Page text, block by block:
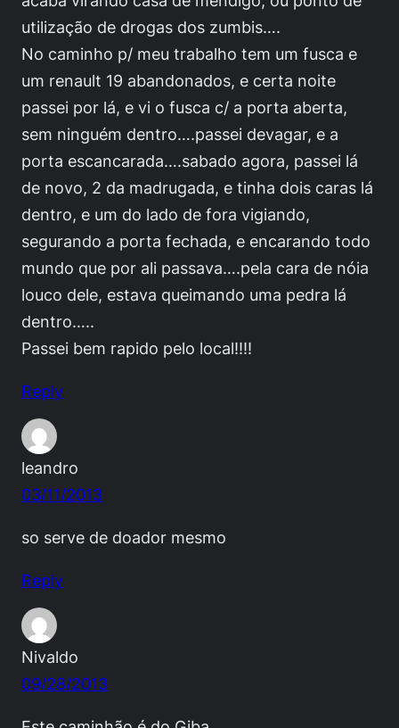
utilização de drogas dos zumbis….
No caminho p/ meu trabalho tem um fusca e
um renault 19 abandonados, e certa noite
passei por lá, e vi o fusca c/ a porta aberta,
sem ninguém dentro….passei devagar, e a
porta escancarada….sabado agora, passei lá
de novo, 2 da madrugada, e tinha dois caras lá
dentro, e um do lado de fora vigiando,
segurando a porta fechada, e encarando todo
mundo que por ali passava….pela cara de nóia
louco dele, estava queimando uma pedra lá
dentro…..
Passei bem rapido pelo local!!!!
Reply
leandro
03/11/2013
so serve de doador mesmo
Reply
Nivaldo
09/28/2013